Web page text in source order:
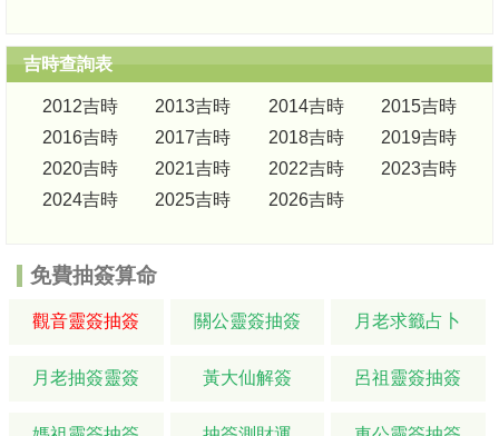
吉時查詢表
2012吉時 2013吉時 2014吉時
2015吉時
2016吉時
2017吉時 2018吉時
2019吉時
2020吉時
2021吉時 2022吉時
2023吉時
2024吉時
2025吉時 2026吉時
免費抽簽算命
觀音靈簽抽簽 關公靈簽抽簽 月老求籤占卜
月老抽簽靈簽 黃大仙解簽 呂祖靈簽抽簽